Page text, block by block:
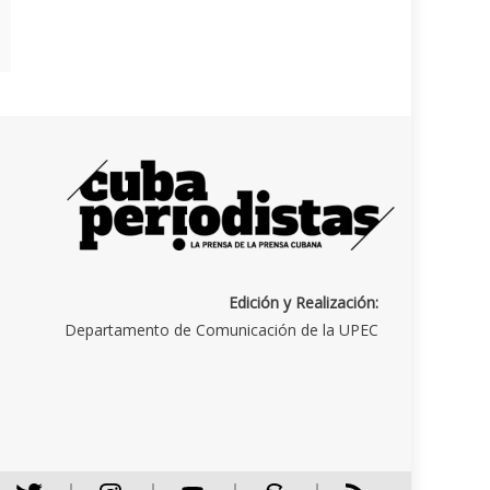
Edición y Realización:
Departamento de Comunicación de la UPEC